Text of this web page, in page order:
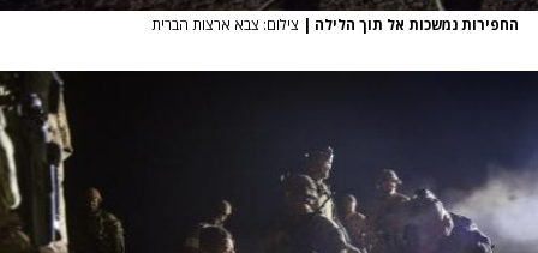
החפירות נמשכות אל תוך הלילה | צילום: צבא ארצות הברית